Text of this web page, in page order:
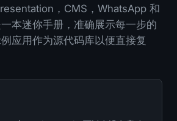
，CMS，WhatsApp 和
本迷你手册，准确展示每一步的
应用作为源代码库以便直接复